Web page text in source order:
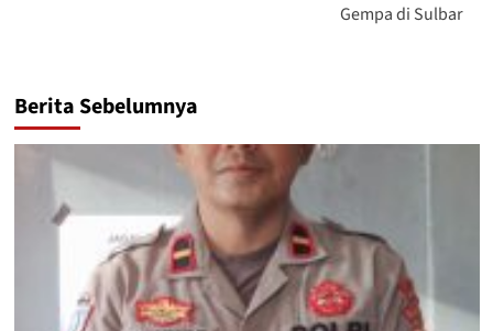
Gempa di Sulbar
Berita Sebelumnya